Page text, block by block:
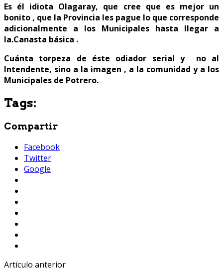
Es él idiota Olagaray, que cree que es mejor un
bonito , que la Provincia les pague lo que corresponde
adicionalmente a los Municipales hasta llegar a
la.Canasta básica .
Cuánta torpeza de éste odiador serial y no al
Intendente, sino a la imagen , a la comunidad y a los
Municipales de Potrero.
Tags:
Compartir
Facebook
Twitter
Google
Artículo anterior